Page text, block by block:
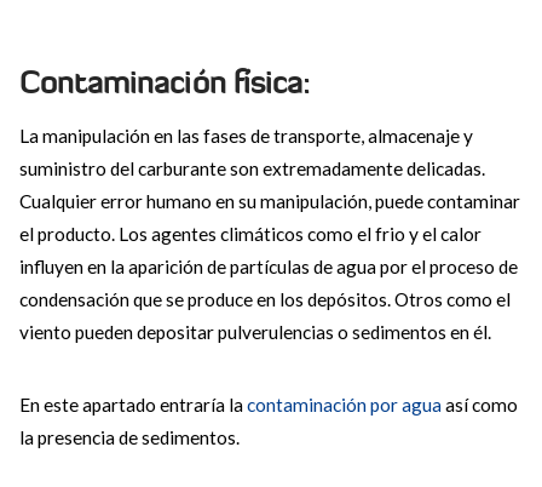
Contaminación física:
La manipulación en las fases de transporte, almacenaje y
suministro del carburante son extremadamente delicadas.
Cualquier error humano en su manipulación, puede contaminar
el producto. Los agentes climáticos como el frio y el calor
influyen en la aparición de partículas de agua por el proceso de
condensación que se produce en los depósitos. Otros como el
viento pueden depositar pulverulencias o sedimentos en él.
En este apartado entraría lacontaminación por aguaasí como
la presencia de sedimentos.